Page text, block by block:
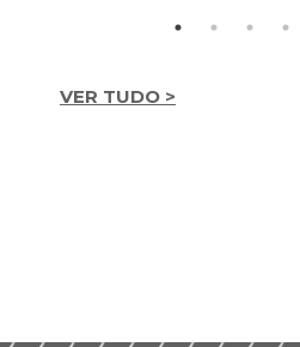
VER TUDO >